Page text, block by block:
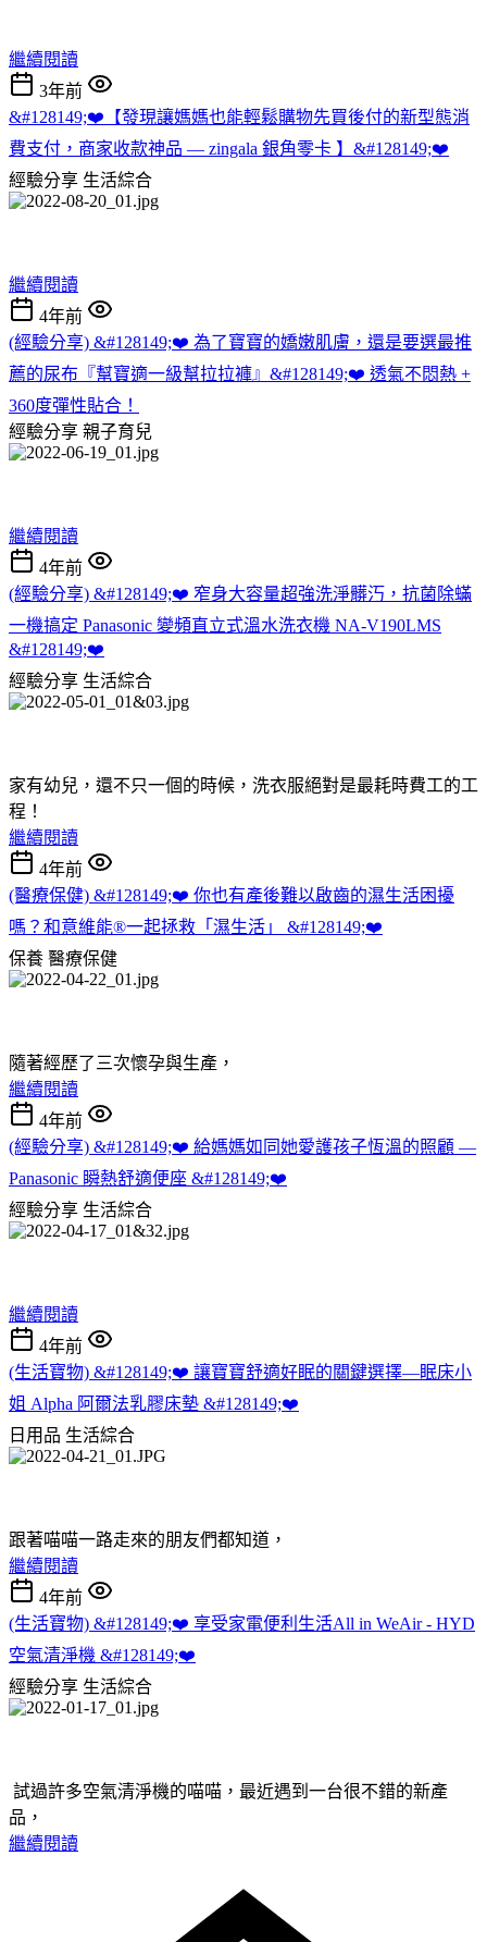
繼續閱讀
3年前
&#128149;❤️【發現讓媽媽也能輕鬆購物先買後付的新型態消
費支付，商家收款神品 — zingala 銀角零卡 】&#128149;❤️
經驗分享 生活綜合
繼續閱讀
4年前
(經驗分享) &#128149;❤️ 為了寶寶的嬌嫩肌膚，還是要選最推
薦的尿布『幫寶適一級幫拉拉褲』&#128149;❤️ 透氣不悶熱 +
360度彈性貼合！
經驗分享 親子育兒
繼續閱讀
4年前
(經驗分享) &#128149;❤️ 窄身大容量超強洗淨髒汅，抗菌除蟎
一機搞定 Panasonic 變頻直立式溫水洗衣機 NA-V190LMS
&#128149;❤️
經驗分享 生活綜合
家有幼兒，還不只一個的時候，洗衣服絕對是最耗時費工的工
程！
繼續閱讀
4年前
(醫療保健) &#128149;❤️ 你也有產後難以啟齒的濕生活困擾
嗎？和意維能®一起拯救「濕生活」 &#128149;❤️
保養 醫療保健
隨著經歷了三次懷孕與生產，
繼續閱讀
4年前
(經驗分享) &#128149;❤️ 給媽媽如同她愛護孩子恆溫的照顧 —
Panasonic 瞬熱舒適便座 &#128149;❤️
經驗分享 生活綜合
繼續閱讀
4年前
(生活寶物) &#128149;❤️ 讓寶寶舒適好眠的關鍵選擇—眠床小
姐 Alpha 阿爾法乳膠床墊 &#128149;❤️
日用品 生活綜合
跟著喵喵一路走來的朋友們都知道，
繼續閱讀
4年前
(生活寶物) &#128149;❤️ 享受家電便利生活All in WeAir - HYD
空氣清淨機 &#128149;❤️
經驗分享 生活綜合
試過許多空氣清淨機的喵喵，最近遇到一台很不錯的新產
品，
繼續閱讀